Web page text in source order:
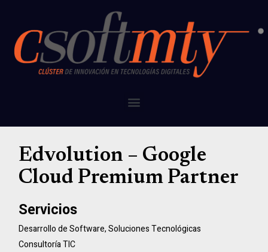
Edvolution – Google
Cloud Premium Partner
Servicios
Desarrollo de Software,Soluciones Tecnológicas
Consultoría TIC